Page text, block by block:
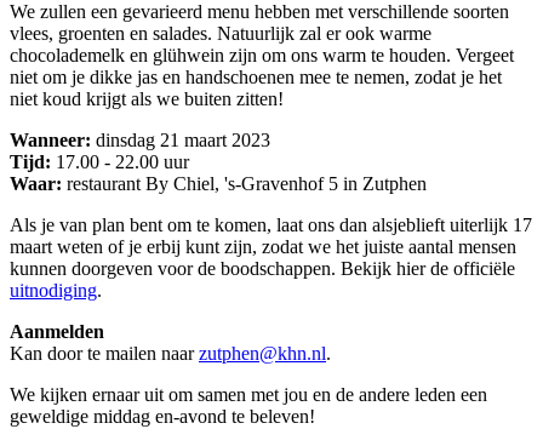
We zullen een gevarieerd menu hebben met verschillende soorten
vlees, groenten en salades. Natuurlijk zal er ook warme
chocolademelk en glühwein zijn om ons warm te houden. Vergeet
niet om je dikke jas en handschoenen mee te nemen, zodat je het
niet koud krijgt als we buiten zitten!
Wanneer: dinsdag 21 maart 2023
Tijd: 17.00 - 22.00 uur
Waar: restaurant By Chiel, 's-Gravenhof 5 in Zutphen
Als je van plan bent om te komen, laat ons dan alsjeblieft uiterlijk 17
maart weten of je erbij kunt zijn, zodat we het juiste aantal mensen
kunnen doorgeven voor de boodschappen. Bekijk hier de officiële
uitnodiging.
Aanmelden
Kan door te mailen naarzutphen@khn.nl.
We kijken ernaar uit om samen met jou en de andere leden een
geweldige middag en-avond te beleven!